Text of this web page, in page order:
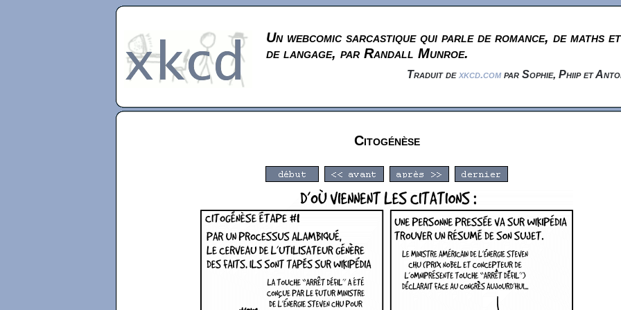
Un webcomic sarcastique qui parle de romance, de maths et
de langage, par Randall Munroe.
Traduit dexkcd.compar Sophie, Phiip et
Citogénèse